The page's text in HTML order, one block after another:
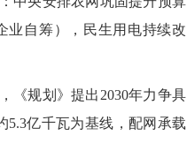
业自筹），民生用电持续改
规划》提出2030年力争具
亿千瓦为基线，配网承载